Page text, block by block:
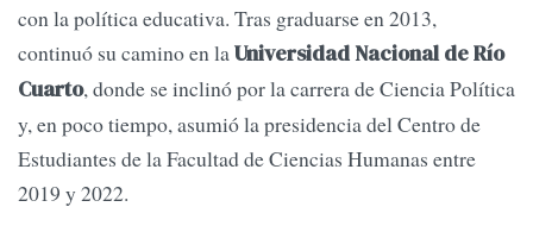
con la política educativa. Tras graduarse en 2013,
continuó su camino en laUniversidad Nacional de Río
Cuarto, donde se inclinó por la carrera de Ciencia Política
y, en poco tiempo, asumió la presidencia del Centro de
Estudiantes de la Facultad de Ciencias Humanas entre
2019 y 2022.